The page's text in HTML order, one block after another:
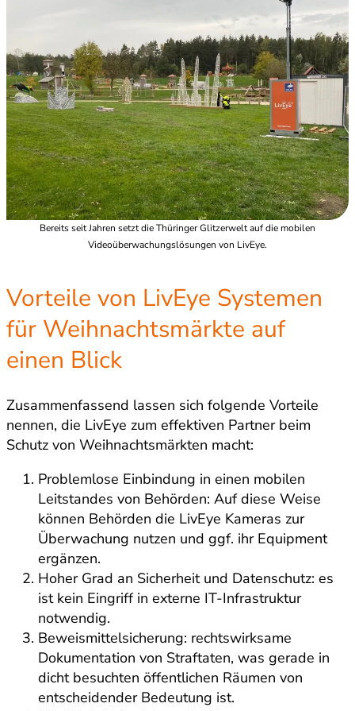
Bereits seit Jahren setzt die Thüringer Glitzerwelt auf die mobilen
Videoüberwachungslösungen von LivEye.
Vorteile von LivEye Systemen
für Weihnachtsmärkte auf
einen Blick
Zusammenfassend lassen sich folgende Vorteile
nennen, die LivEye zum effektiven Partner beim
Schutz von Weihnachtsmärkten macht:
Problemlose Einbindung in einen mobilen
Leitstandes von Behörden: Auf diese Weise
können Behörden die LivEye Kameras zur
Überwachung nutzen und ggf. ihr Equipment
ergänzen.
Hoher Grad an Sicherheit und Datenschutz: es
ist kein Eingriff in externe IT-Infrastruktur
notwendig.
Beweismittelsicherung: rechtswirksame
Dokumentation von Straftaten, was gerade in
dicht besuchten öffentlichen Räumen von
entscheidender Bedeutung ist.